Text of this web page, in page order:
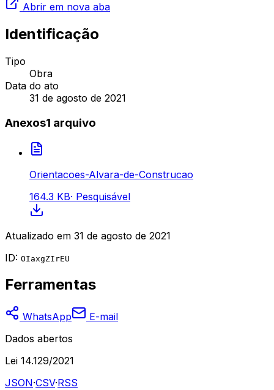
Abrir em nova aba
Identificação
Tipo
Obra
Data do ato
31 de agosto de 2021
Anexos1 arquivo
Orientacoes-Alvara-de-Construcao
164.3 KB· Pesquisável
Atualizado em 31 de agosto de 2021
ID: OIaxgZIrEU
Ferramentas
WhatsApp
E-mail
Dados abertos
Lei 14.129/2021
JSON·CSV·RSS